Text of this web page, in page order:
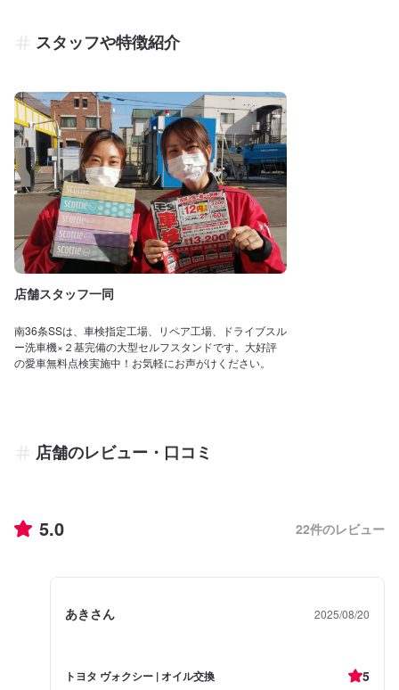
スタッフや特徴紹介
店舗スタッフ一同
南36条SSは、車検指定工場、リペア工場、ドライブスル
ー洗車機×２基完備の大型セルフスタンドです。大好評
の愛車無料点検実施中！お気軽にお声がけください。
店舗のレビュー・口コミ
5.0 22件のレビュー
あきさん 2025/08/20
トヨタ ヴォクシー | オイル交換 5